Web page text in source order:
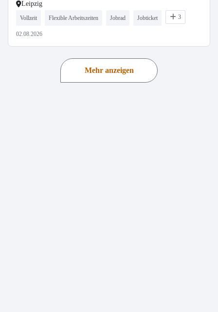
Leipzig
Vollzeit Flexible Arbeitszeiten Jobrad Jobticket 3
02.08.2026
Mehr anzeigen